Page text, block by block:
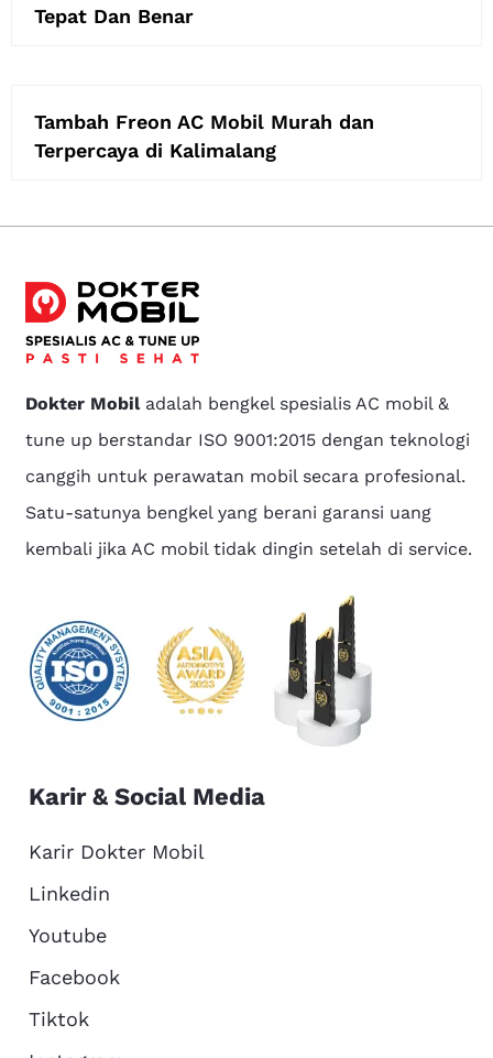
Tepat Dan Benar
Tambah Freon AC Mobil Murah dan
Terpercaya di Kalimalang
Dokter Mobiladalah bengkel spesialis AC mobil &
tune up berstandar ISO 9001:2015 dengan teknologi
canggih untuk perawatan mobil secara profesional.
Satu-satunya bengkel yang berani garansi uang
kembali jika AC mobil tidak dingin setelah di service.
Karir & Social Media
Karir Dokter Mobil
Linkedin
Youtube
Facebook
Tiktok